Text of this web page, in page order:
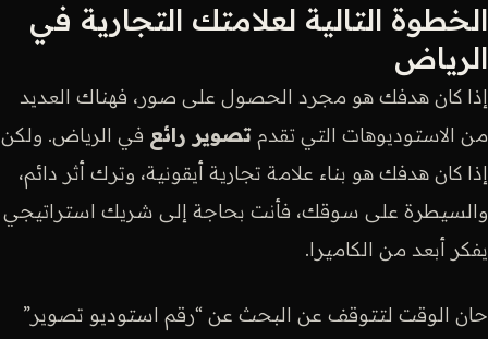
الخطوة التالية لعلامتك التجارية في
الرياض
إذا كان هدفك هو مجرد الحصول على صور، فهناك العديد
من الاستوديوهات التي تقدم تصوير رائع في الرياض. ولكن
إذا كان هدفك هو بناء علامة تجارية أيقونية، وترك أثر دائم،
والسيطرة على سوقك، فأنت بحاجة إلى شريك استراتيجي
يفكر أبعد من الكاميرا.
حان الوقت لتتوقف عن البحث عن “رقم استوديو تصوير”